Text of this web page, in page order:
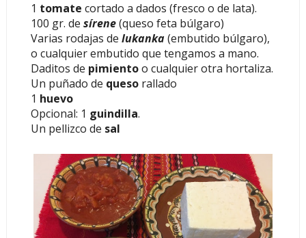
1 tomate cortado a dados (fresco o de lata).
100 gr. de sírene(queso feta búlgaro)
Varias rodajas de lukanka(embutido búlgaro),
o cualquier embutido que tengamos a mano.
Daditos de pimientoo cualquier otra hortaliza.
Un puñado de queso rallado
1 huevo
Opcional: 1 guindilla.
Un pellizco de sal